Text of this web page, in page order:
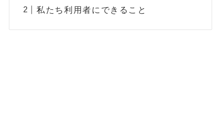
私たち利用者にできること